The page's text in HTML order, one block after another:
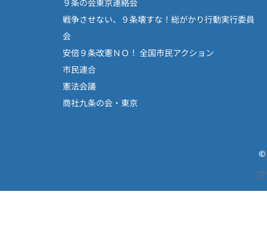
戦争させない、９条壊すな！総がかり行動実行委員
会
安倍９条改憲ＮＯ！ 全国市民アクション
市民連合
憲法会議
商社九条の会・東京
©